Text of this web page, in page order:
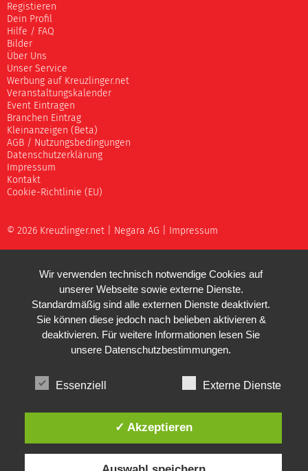
Registieren
Dein Profil
Hilfe / FAQ
Bilder
Über Uns
Unser Service
Werbung auf Kreuzlinger.net
Veranstaltungskalender
Event Eintragen
Branchen Eintrag
Kleinanzeigen (Beta)
AGB / Nutzungsbedingungen
Datenschutzerklärung
Impressum
Kontakt
Cookie-Richtlinie (EU)
© 2026 Kreuzlinger.net | Negara AG Impressum
Wir verwenden technisch notwendige Cookies auf
unserer Webseite sowie externe Dienste.
Standardmäßig sind alle externen Dienste deaktiviert.
Sie können diese jedoch nach belieben aktivieren &
deaktivieren. Für weitere Informationen lesen Sie
unsere Datenschutzbestimmungen.
Essenziell Externe Dienste
✓ Akzeptieren